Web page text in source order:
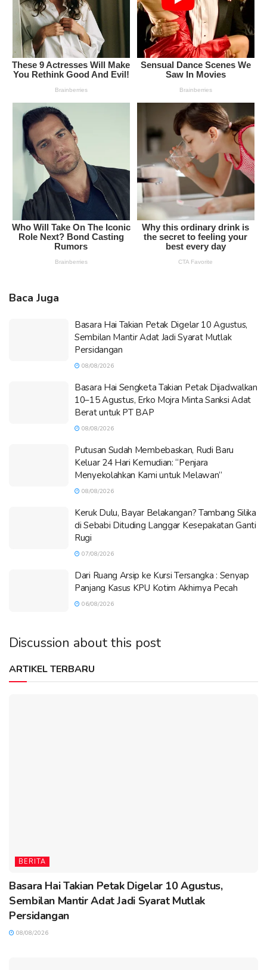
Baca Juga
Basara Hai Takian Petak Digelar 10 Agustus,
Sembilan Mantir Adat Jadi Syarat Mutlak
Persidangan
08/08/2026
Basara Hai Sengketa Takian Petak Dijadwalkan
10–15 Agustus, Erko Mojra Minta Sanksi Adat
Berat untuk PT BAP
08/08/2026
Putusan Sudah Membebaskan, Rudi Baru
Keluar 24 Hari Kemudian: “Penjara
Menyekolahkan Kami untuk Melawan”
08/08/2026
Keruk Dulu, Bayar Belakangan? Tambang Silika
di Sebabi Dituding Langgar Kesepakatan Ganti
Rugi
07/08/2026
Dari Ruang Arsip ke Kursi Tersangka : Senyap
Panjang Kasus KPU Kotim Akhirnya Pecah
06/08/2026
Discussion about this post
ARTIKEL TERBARU
BERITA
Basara Hai Takian Petak Digelar 10 Agustus,
Sembilan Mantir Adat Jadi Syarat Mutlak
Persidangan
08/08/2026